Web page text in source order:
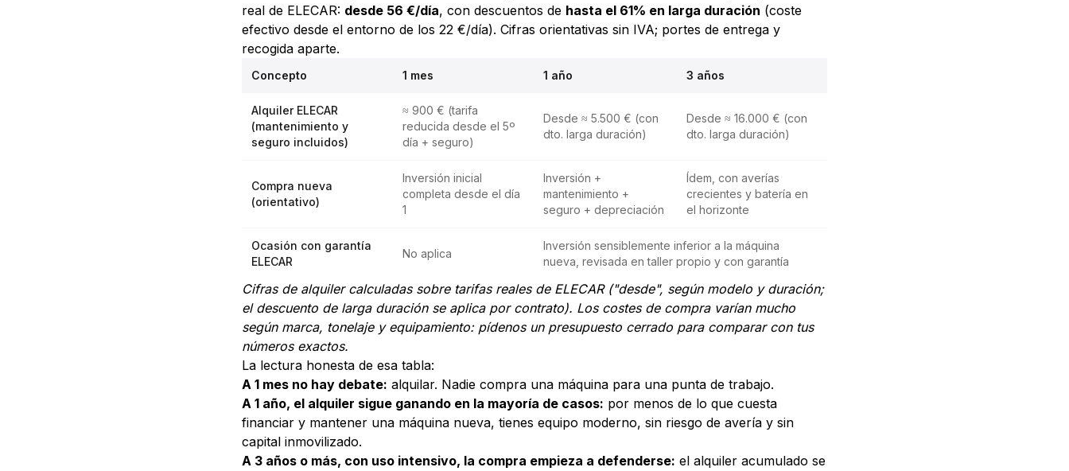
real de ELECAR: desde 56 €/día, con descuentos de hasta el 61% en larga duración (coste
efectivo desde el entorno de los 22 €/día). Cifras orientativas sin IVA; portes de entrega y
recogida aparte.
Concepto 1 mes 1 año 3 años
Alquiler ELECAR
(mantenimiento y
seguro incluidos)
≈ 900 € (tarifa
reducida desde el 5º
día + seguro)
Desde ≈ 5.500 € (con
dto. larga duración)
Desde ≈ 16.000 € (con
dto. larga duración)
Compra nueva
(orientativo)
Inversión inicial
completa desde el día
1
Inversión +
mantenimiento +
seguro + depreciación
Ídem, con averías
crecientes y batería en
el horizonte
Ocasión con garantía
ELECAR
No aplica
Inversión sensiblemente inferior a la máquina
nueva, revisada en taller propio y con garantía
Cifras de alquiler calculadas sobre tarifas reales de ELECAR ("desde", según modelo y duración;
el descuento de larga duración se aplica por contrato). Los costes de compra varían mucho
según marca, tonelaje y equipamiento: pídenos un presupuesto cerrado para comparar con tus
números exactos.
La lectura honesta de esa tabla:
A 1 mes no hay debate: alquilar. Nadie compra una máquina para una punta de trabajo.
A 1 año, el alquiler sigue ganando en la mayoría de casos: por menos de lo que cuesta
financiar y mantener una máquina nueva, tienes equipo moderno, sin riesgo de avería y sin
capital inmovilizado.
A 3 años o más, con uso intensivo, la compra empieza a defenderse: el alquiler acumulado se